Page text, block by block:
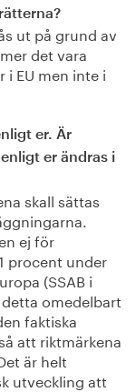
ut på grund av
det vara
EU men inte i
er. Är
er ändras i
skall sättas
ej för
procent under
(SSAB i
omedelbart
faktiska
att riktmärkena
är helt
utveckling att